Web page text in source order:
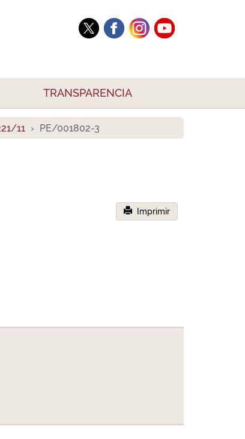
TRANSPARENCIA
11 PE/001802-3
Imprimir